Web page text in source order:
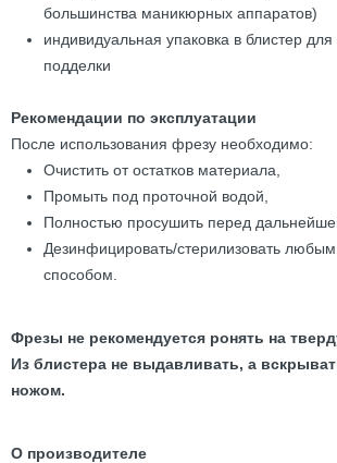
большинства маникюрных аппаратов)
индивидуальная упаковка в блистер
подделки
Рекомендации по эксплуатации
После использования фрезу необходимо:
Очистить от остатков материала,
Промыть под проточной водой,
Полностью просушить перед
Дезинфицировать/стерилизовать
способом.
Фрезы не рекомендуется ронять на
Из блистера не выдавливать, а
ножом.
О производителе